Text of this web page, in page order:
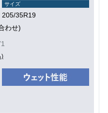
サイズ
205/35R19
わせ)
)